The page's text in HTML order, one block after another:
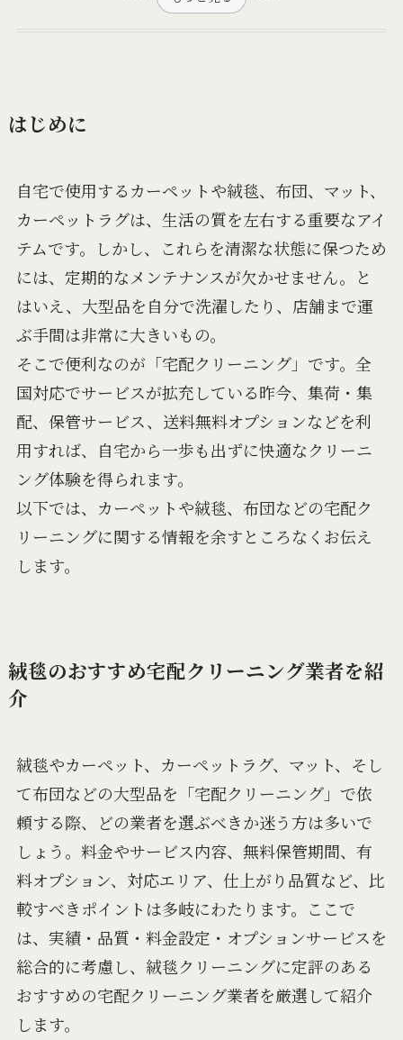
はじめに
自宅で使用するカーペットや絨毯、布団、マット、
カーペットラグは、生活の質を左右する重要なアイ
テムです。しかし、これらを清潔な状態に保つため
には、定期的なメンテナンスが欠かせません。と
はいえ、大型品を自分で洗濯したり、店舗まで運
ぶ手間は非常に大きいもの。
そこで便利なのが「宅配クリーニング」です。全
国対応でサービスが拡充している昨今、集荷・集
配、保管サービス、送料無料オプションなどを利
用すれば、自宅から一歩も出ずに快適なクリーニ
ング体験を得られます。
以下では、カーペットや絨毯、布団などの宅配ク
リーニングに関する情報を余すところなくお伝え
します。
絨毯のおすすめ宅配クリーニング業者を紹
介
絨毯やカーペット、カーペットラグ、マット、そし
て布団などの大型品を「宅配クリーニング」で依
頼する際、どの業者を選ぶべきか迷う方は多いで
しょう。料金やサービス内容、無料保管期間、有
料オプション、対応エリア、仕上がり品質など、比
較すべきポイントは多岐にわたります。ここで
は、実績・品質・料金設定・オプションサービスを
総合的に考慮し、絨毯クリーニングに定評のある
おすすめの宅配クリーニング業者を厳選して紹介
します。